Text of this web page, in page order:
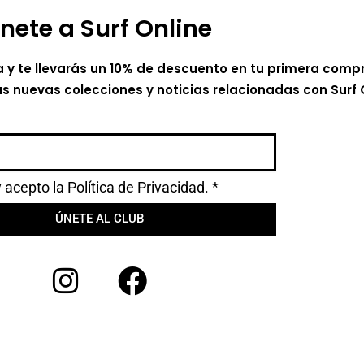
a Surf Online
te llevarás un 10% de descuento en tu primera
nuevas colecciones y noticias relacionadas con Surf
acepto la Política de Privacidad. *
ÚNETE AL CLUB